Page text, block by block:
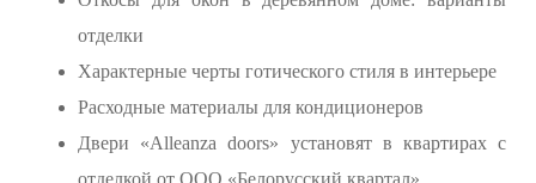
отделки
Характерные черты готического стиля в интерьере
Расходные материалы для кондиционеров
Двери «Alleanza doors» установят в квартирах с